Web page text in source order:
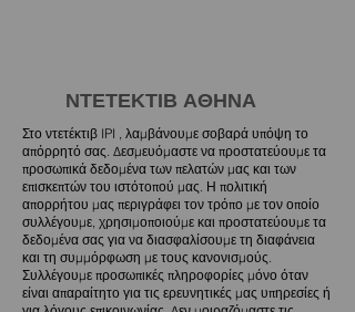
ΝΤΕΤΕΚΤΙΒ ΑΘΗΝΑ
Στο ντετέκτιβ IPI , λαμβάνουμε σοβαρά υπόψη το
απόρρητό σας. Δεσμευόμαστε να προστατεύουμε τα
προσωπικά δεδομένα των πελατών μας και των
επισκεπτών του ιστότοπού μας. Η πολιτική
απορρήτου μας περιγράφει τον τρόπο με τον οποίο
συλλέγουμε, χρησιμοποιούμε και προστατεύουμε τα
δεδομένα σας για να διασφαλίσουμε τη διαφάνεια
και τη συμμόρφωση με τους κανονισμούς.
Συλλέγουμε προσωπικές πληροφορίες μόνο όταν
είναι απαραίτητο για τις ερευνητικές μας υπηρεσίες ή